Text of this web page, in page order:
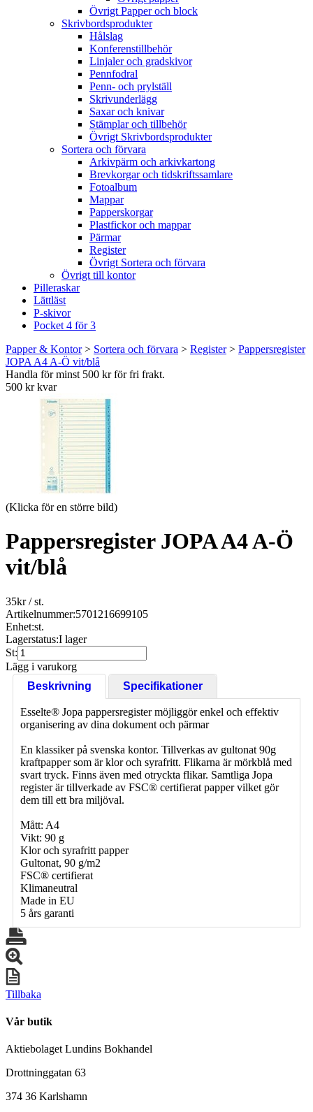
Övrigt Papper och block
Skrivbordsprodukter
Hålslag
Konferenstillbehör
Linjaler och gradskivor
Pennfodral
Penn- och prylställ
Skrivunderlägg
Saxar och knivar
Stämplar och tillbehör
Övrigt Skrivbordsprodukter
Sortera och förvara
Arkivpärm och arkivkartong
Brevkorgar och tidskriftssamlare
Fotoalbum
Mappar
Papperskorgar
Plastfickor och mappar
Pärmar
Register
Övrigt Sortera och förvara
Övrigt till kontor
Pilleraskar
Lättläst
P-skivor
Pocket 4 för 3
Papper & Kontor> Sortera och förvara > Register> Pappersregister
JOPA A4 A-Ö vit/blå
Handla för minst 500 kr för fri frakt.
500 kr kvar
(Klicka för en större bild)
Pappersregister JOPA A4 A-Ö
vit/blå
35kr/ st.
Artikelnummer:5701216699105
Enhet:st.
Lagerstatus:I lager
St:
Lägg i varukorg
Beskrivning
Specifikationer
Esselte® Jopa pappersregister möjliggör enkel och effektiv
organisering av dina dokument och pärmar
En klassiker på svenska kontor. Tillverkas av gultonat 90g
kraftpapper som är klor och syrafritt. Flikarna är mörkblå med
svart tryck. Finns även med otryckta flikar. Samtliga Jopa
register är tillverkade av FSC® certifierat papper vilket gör
dem till ett bra miljöval.
Mått: A4
Vikt: 90 g
Klor och syrafritt papper
Gultonat, 90 g/m2
FSC® certifierat
Klimaneutral
Made in EU
5 års garanti
Tillbaka
Vår butik
Aktiebolaget Lundins Bokhandel
Drottninggatan 63
374 36 Karlshamn